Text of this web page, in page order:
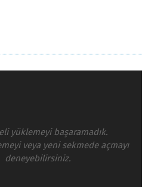
yüklemeyi başaramadık.
veya yeni sekmede açmayı
deneyebilirsiniz.